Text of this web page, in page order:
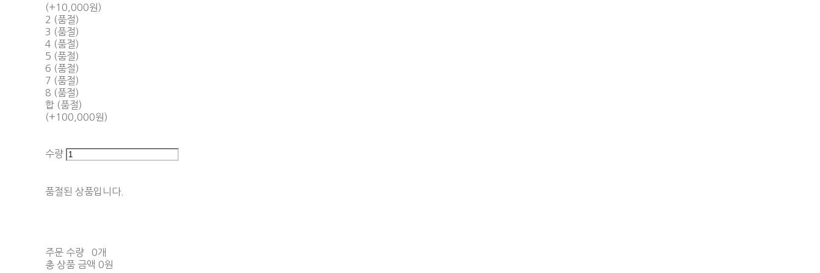
(+10,000원)
2 (품절)
3 (품절)
4 (품절)
5 (품절)
6 (품절)
7 (품절)
8 (품절)
합 (품절)
(+100,000원)
수량
품절된 상품입니다.
주문 수량
0개
총 상품 금액 0원